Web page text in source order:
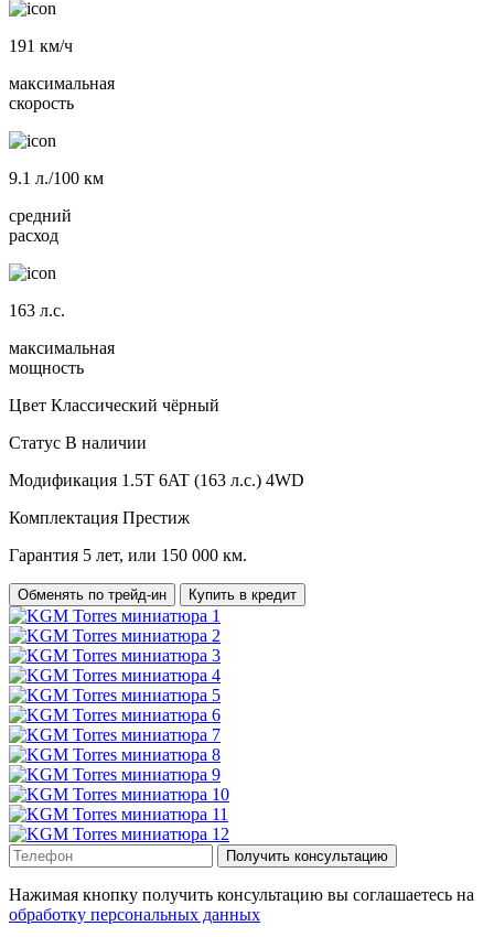
191 км/ч
максимальная
скорость
9.1 л./100 км
средний
расход
163 л.с.
максимальная
мощность
Цвет Классический чёрный
Статус В наличии
Модификация 1.5T 6AT (163 л.с.) 4WD
Комплектация Престиж
Гарантия 5 лет, или 150 000 км.
Обменять по трейд-ин Купить в кредит
Получить консультацию
Нажимая кнопку получить консультацию вы соглашаетесь на
обработку персональных данных